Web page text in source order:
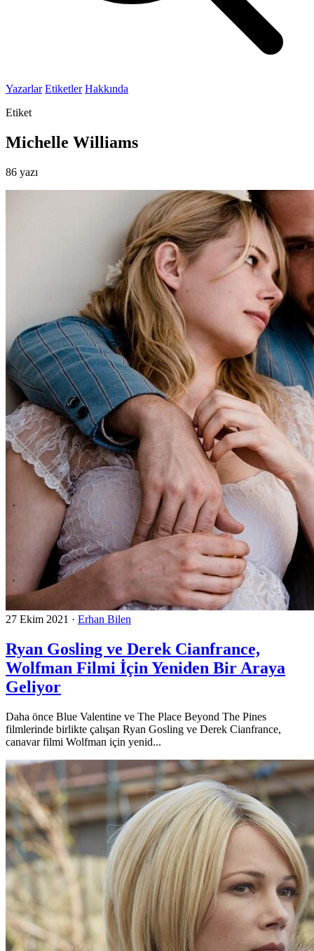
Yazarlar Etiketler Hakkında
Etiket
Michelle Williams
86 yazı
27 Ekim 2021 · Erhan Bilen
Ryan Gosling ve Derek Cianfrance,
Wolfman Filmi İçin Yeniden Bir Araya
Geliyor
Daha önce Blue Valentine ve The Place Beyond The Pines
filmlerinde birlikte çalışan Ryan Gosling ve Derek Cianfrance,
canavar filmi Wolfman için yenid...